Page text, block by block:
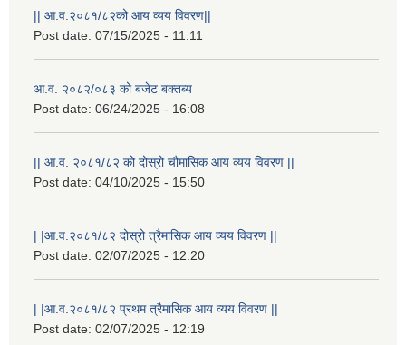
|| आ.व.२०८१/८२को आय व्यय विवरण||
Post date: 07/15/2025 - 11:11
आ.व. २०८२/०८३ को बजेट बक्तब्य
Post date: 06/24/2025 - 16:08
|| आ.व. २०८१/८२ को दोस्रो चौमासिक आय व्यय विवरण ||
Post date: 04/10/2025 - 15:50
| |आ.व.२०८१/८२ दोस्रो त्रैमासिक आय व्यय विवरण ||
Post date: 02/07/2025 - 12:20
| |आ.व.२०८१/८२ प्रथम त्रैमासिक आय व्यय विवरण ||
Post date: 02/07/2025 - 12:19